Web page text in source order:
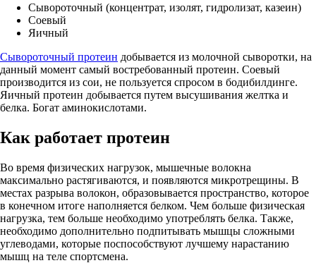
Сывороточный (концентрат, изолят, гидролизат, казеин)
Соевый
Яичный
Сывороточный протеин добывается из молочной сыворотки, на
данный момент самый востребованный протеин. Соевый
производится из сои, не пользуется спросом в бодибилдинге.
Яичный протеин добывается путем высушивания желтка и
белка. Богат аминокислотами.
Как работает протеин
Во время физических нагрузок, мышечные волокна
максимально растягиваются, и появляются микротрещины. В
местах разрыва волокон, образовывается пространство, которое
в конечном итоге наполняется белком. Чем больше физическая
нагрузка, тем больше необходимо употреблять белка. Также,
необходимо дополнительно подпитывать мышцы сложными
углеводами, которые поспособствуют лучшему нарастанию
мышц на теле спортсмена.